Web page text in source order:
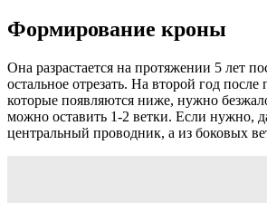
Формирование кроны
Она разрастается на протяжении 5 лет
остальное отрезать. На второй год
которые появляются ниже, нужно
можно оставить 1-2 ветки. Если нужно,
центральный проводник, а из боковых